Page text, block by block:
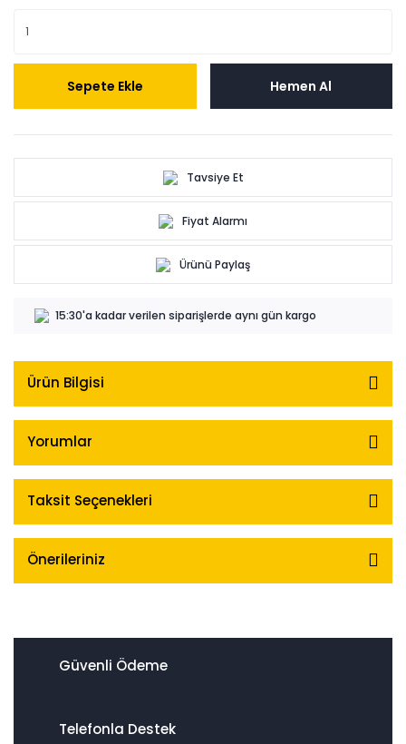
Sepete Ekle Hemen Al
Tavsiye Et
Fiyat Alarmı
Ürünü Paylaş
15:30'a kadar verilen siparişlerde aynı gün kargo
Ürün Bilgisi
Yorumlar
Taksit Seçenekleri
Önerileriniz
Güvenli Ödeme
Telefonla Destek